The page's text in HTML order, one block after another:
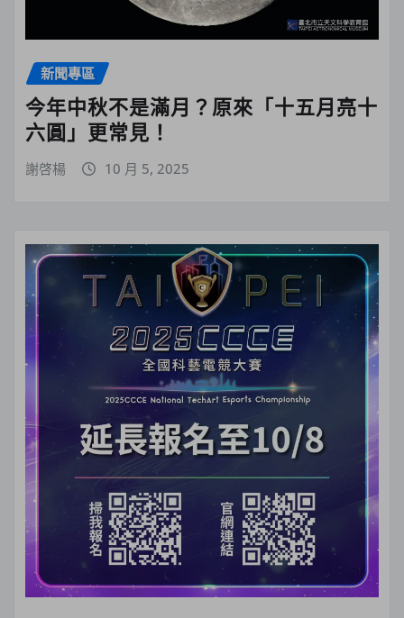
新聞專區
今年中秋不是滿月？原來「十五月亮十
六圓」更常見！
謝啓楊 10 月 5, 2025